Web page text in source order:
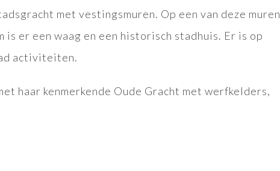
met vestingsmuren. Op een van deze muren
er een waag en een historisch stadhuis. Er is op
activiteiten.
haar kenmerkende Oude Gracht met werfkelders,